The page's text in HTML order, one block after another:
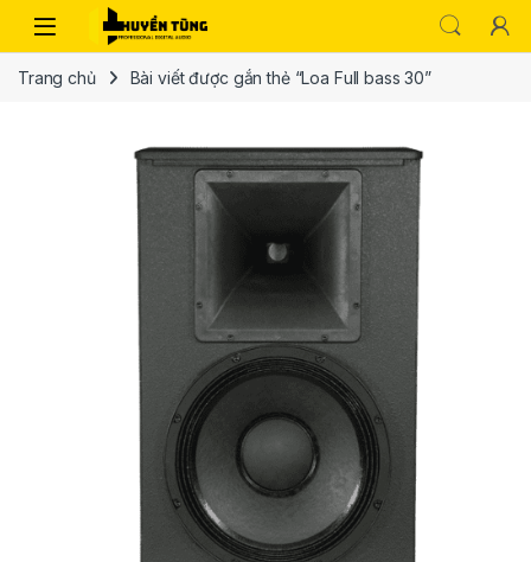
Trang chủ Bài viết được gắn thẻ “Loa Full bass 30”